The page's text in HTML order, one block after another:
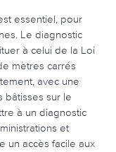
essentiel, pour
Le diagnostic
à celui de la Loi
mètres carrés
avec une
bâtisses sur le
à un diagnostic
et
un accès facile aux